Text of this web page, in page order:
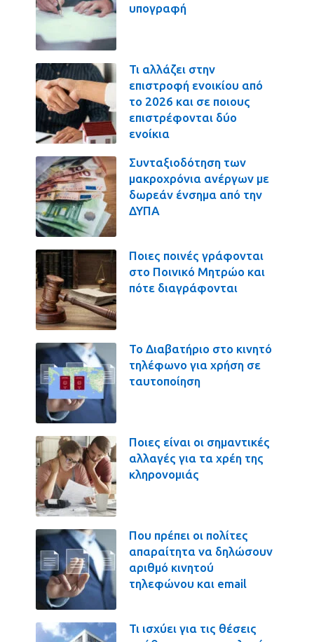
υπογραφή
Τι αλλάζει στην
επιστροφή ενοικίου από
το 2026 και σε ποιους
επιστρέφονται δύο
ενοίκια
Συνταξιοδότηση των
μακροχρόνια ανέργων με
δωρεάν ένσημα από την
ΔΥΠΑ
Ποιες ποινές γράφονται
στο Ποινικό Μητρώο και
πότε διαγράφονται
Το Διαβατήριο στο κινητό
τηλέφωνο για χρήση σε
ταυτοποίηση
Ποιες είναι οι σημαντικές
αλλαγές για τα χρέη της
κληρονομιάς
Που πρέπει οι πολίτες
απαραίτητα να δηλώσουν
αριθμό κινητού
τηλεφώνου και email
Τι ισχύει για τις θέσεις